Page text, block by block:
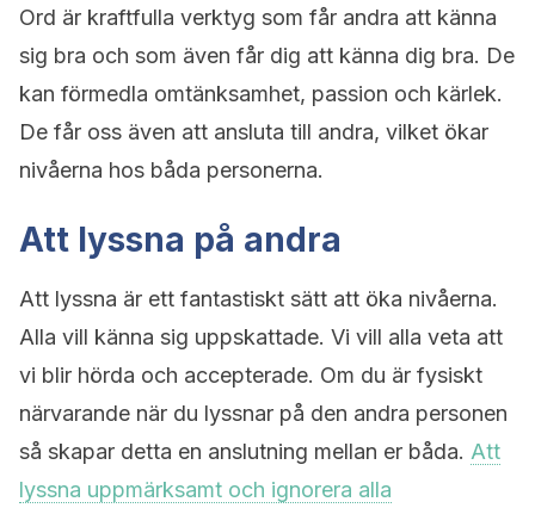
Ord är kraftfulla verktyg som får andra att känna
sig bra och som även får dig att känna dig bra. De
kan förmedla omtänksamhet, passion och kärlek.
De får oss även att ansluta till andra, vilket ökar
nivåerna hos båda personerna.
Att lyssna på andra
Att lyssna är ett fantastiskt sätt att öka nivåerna.
Alla vill känna sig uppskattade. Vi vill alla veta att
vi blir hörda och accepterade. Om du är fysiskt
närvarande när du lyssnar på den andra personen
så skapar detta en anslutning mellan er båda. Att
lyssna uppmärksamt och ignorera alla